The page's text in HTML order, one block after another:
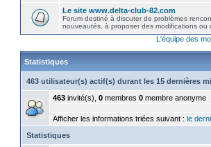
Le site www.delta-club-82.com
Forum destiné à discuter de problèmes
nouveautés, à proposer des modifications ou
L'équipe des
Statistiques
463 utilisateur(s) actif(s) durant les 15 dernières
463 invité(s), 0 membres 0 membre anonyme
Afficher les informations triées suivant : le
Statistiques